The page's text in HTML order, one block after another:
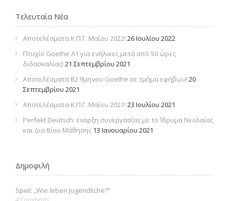
Τελευταία Νέα
Αποτελέσματα Κ.Π.Γ. Μαΐου 2022! 26 Ιουλίου 2022
Πτυχίο Goethe Α1 για ενήλικες μετά από 50 ώρες
διδασκαλίας! 21 Σεπτεμβρίου 2021
Αποτελέσματα Β2 9μηνου Goethe σε τμήμα εφήβων! 20
Σεπτεμβρίου 2021
Αποτελέσματα Κ.Π.Γ. Μαΐου 2021! 23 Ιουλίου 2021
Perfekt Deutsch: έναρξη συνεργασίας με το Ίδρυμα Νεολαίας
και Δια Βίου Μάθησης 13 Ιανουαρίου 2021
Δημοφιλή
Spiel: „Wie leben Jugendliche?“